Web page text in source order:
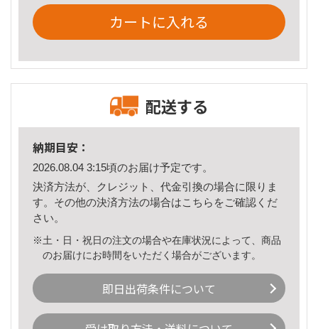
カートに入れる
配送する
納期目安：
2026.08.04 3:15頃のお届け予定です。
決済方法が、クレジット、代金引換の場合に限りま
す。その他の決済方法の場合はこちら をご確認くだ
さい。
※土・日・祝日の注文の場合や在庫状況によって、商品
のお届けにお時間をいただく場合がございます。
即日出荷条件について